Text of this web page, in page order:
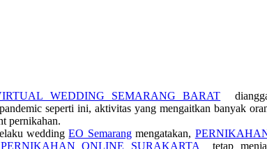
WEDDING SEMARANG BARAT
seperti ini, aktivitas yang mengaitkan banyak
pernikahan.
weddingEO Semarangmengatakan,
PERNIKAHAN ONLINE SURAKARTA tetap